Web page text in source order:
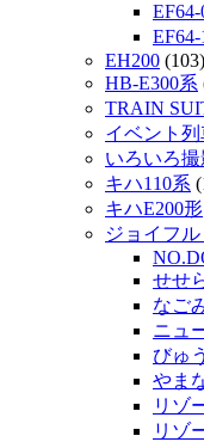
EH200 (103)
HB-E300系
TRAIN
イベント列
いろいろ
キハ110系
キハE200形
ジョイフ
せせ
なご
ニュ
びゅ
やま
リゾ
リゾ